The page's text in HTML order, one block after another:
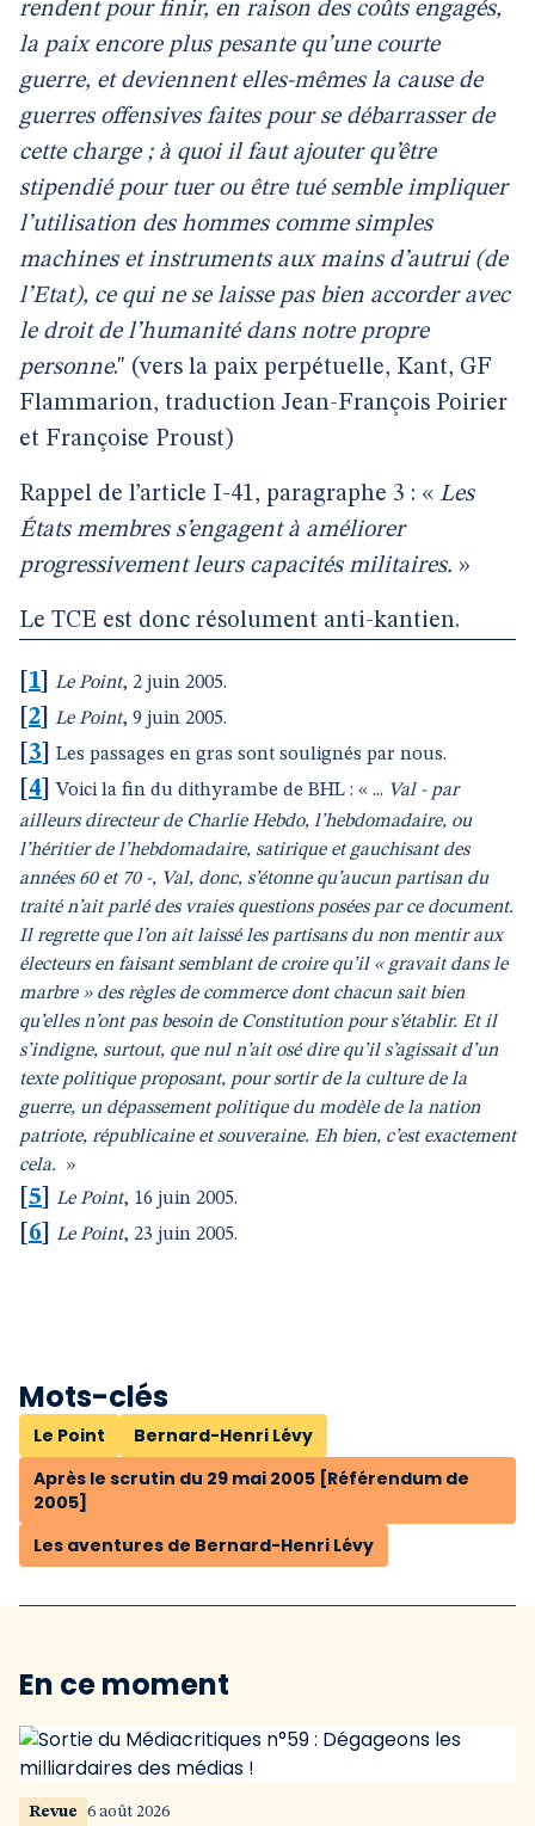
rendent pour finir, en raison des coûts engagés,
la paix encore plus pesante qu’une courte
guerre, et deviennent elles-mêmes la cause de
guerres offensives faites pour se débarrasser de
cette charge ; à quoi il faut ajouter qu’être
stipendié pour tuer ou être tué semble impliquer
l’utilisation des hommes comme simples
machines et instruments aux mains d’autrui (de
l’Etat), ce qui ne se laisse pas bien accorder avec
le droit de l’humanité dans notre propre
personne." (vers la paix perpétuelle, Kant, GF
Flammarion, traduction Jean-François Poirier
et Françoise Proust)
Rappel de l’article I-41, paragraphe 3 : « Les
États membres s’engagent à améliorer
progressivement leurs capacités militaires. »
Le TCE est donc résolument anti-kantien.
1 Le Point, 2 juin 2005.
2 Le Point, 9 juin 2005.
3 Les passages en gras sont soulignés par nous.
4 ]Voici la fin du dithyrambe de BHL : « ... Val - par
ailleurs directeur de Charlie Hebdo, l’hebdomadaire, ou
l’héritier de l’hebdomadaire, satirique et gauchisant des
années 60 et 70 -, Val, donc, s’étonne qu’aucun partisan du
traité n’ait parlé des vraies questions posées par ce document.
Il regrette que l’on ait laissé les partisans du non mentir aux
électeurs en faisant semblant de croire qu’il « gravait dans le
marbre » des règles de commerce dont chacun sait bien
qu’elles n’ont pas besoin de Constitution pour s’établir. Et il
s’indigne, surtout, que nul n’ait osé dire qu’il s’agissait d’un
texte politique proposant, pour sortir de la culture de la
guerre, un dépassement politique du modèle de la nation
patriote, républicaine et souveraine. Eh bien, c’est exactement
cela.
»
5 Le Point, 16 juin 2005.
6 Le Point, 23 juin 2005.
Mots-clés
Le Point
Bernard-Henri Lévy
Après le scrutin du 29 mai 2005 [Référendum de
2005]
Les aventures de Bernard-Henri Lévy
En ce moment
Revue 6 août 2026